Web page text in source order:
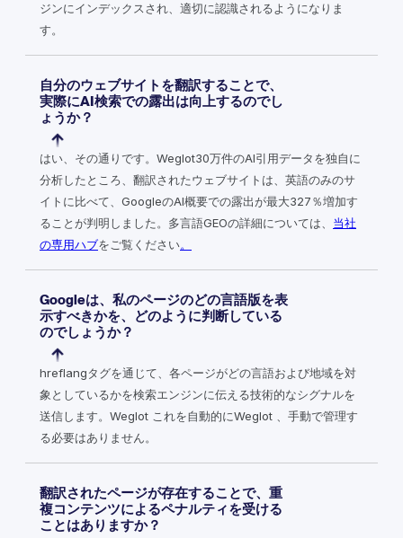
ジンにインデックスされ、適切に認識されるようになりま
す。
自分のウェブサイトを翻訳することで、
実際にAI検索での露出は向上するのでし
ょうか？
はい、その通りです。Weglot30万件のAI引用データを独自に
分析したところ、翻訳されたウェブサイトは、英語のみのサ
イトに比べて、GoogleのAI概要での露出が最大327％増加す
ることが判明しました。多言語GEOの詳細については、 当社
の専用ハブをご覧ください。
Googleは、私のページのどの言語版を表
示すべきかを、どのように判断している
のでしょうか？
hreflangタグを通じて、各ページがどの言語および地域を対
象としているかを検索エンジンに伝える技術的なシグナルを
送信します。Weglot これを自動的にWeglot 、手動で管理す
る必要はありません。
翻訳されたページが存在することで、重
複コンテンツによるペナルティを受ける
ことはありますか？